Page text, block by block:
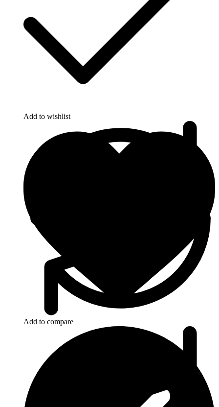
Add to wishlist
Add to compare